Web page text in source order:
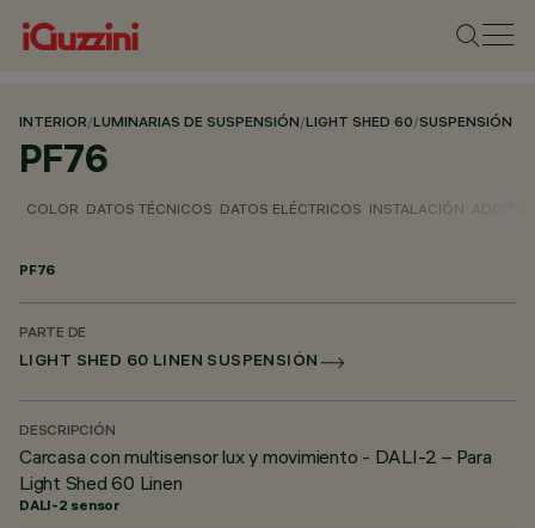
INTERIOR/LUMINARIAS DE SUSPENSIÓN/LIGHT SHED 60/SUSPENSIÓN
PF76
COLOR DATOS TÉCNICOS DATOS ELÉCTRICOS INSTALACIÓN
PF76
PARTE DE
LIGHT SHED 60 LINEN SUSPENSIÓN
DESCRIPCIÓN
Carcasa con multisensor lux y movimiento - DALI-2 – Para
Light Shed 60 Linen
DALI-2 sensor